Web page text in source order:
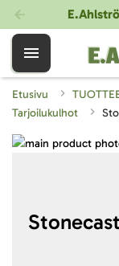
Etusivu
Tarjoilukulhot
Skip
beginning